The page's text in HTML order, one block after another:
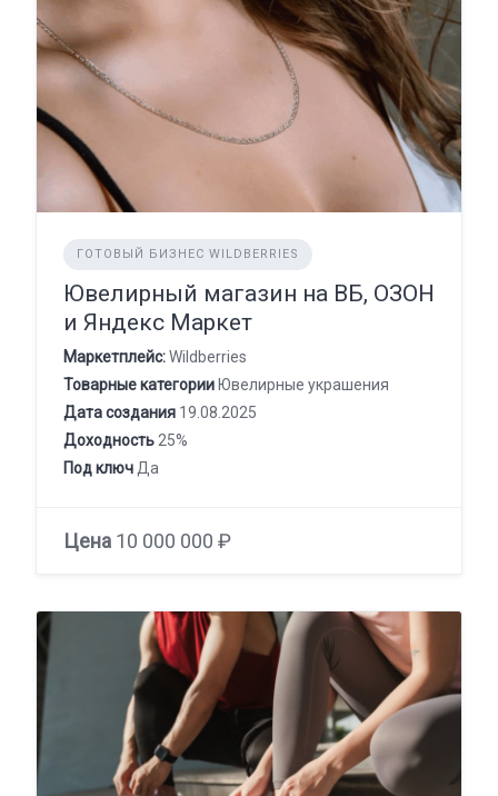
ГОТОВЫЙ БИЗНЕС WILDBERRIES
Ювелирный магазин на ВБ, ОЗОН
и Яндекс Маркет
Маркетплейс:Wildberries
Товарные категории Ювелирные украшения
Дата создания 19.08.2025
Доходность 25%
Под ключ Да
Цена 10 000 000 ₽